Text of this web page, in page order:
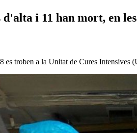
d'alta i 11 han mort, en
es troben a la Unitat de Cures Intensives